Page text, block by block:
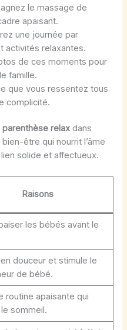
le massage de
apaisant.
une journée par
activités relaxantes.
de ces moments pour
famille.
que vous ressentez tous
complicité.
parenthèse relax dans
être qui nourrit l’âme
solide et affectueux.
Raisons
les bébés avant le
douceur et stimule le
de bébé.
routine apaisante qui
sommeil.